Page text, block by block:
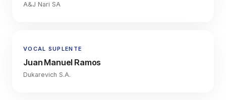
A&J Nari SA
VOCAL SUPLENTE
Juan Manuel Ramos
Dukarevich S.A.